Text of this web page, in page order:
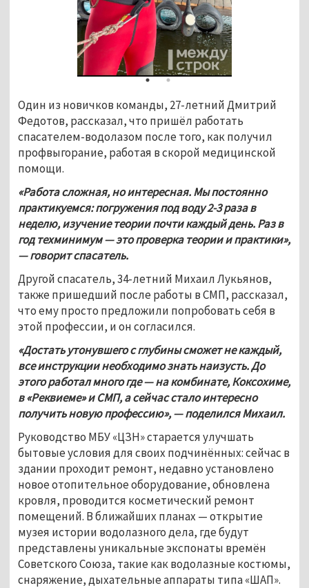
Один из новичков команды, 27-летний Дмитрий
Федотов, рассказал, что пришёл работать
спасателем-водолазом после того, как получил
профвыгорание, работая в скорой медицинской
помощи.
«Работа сложная, но интересная. Мы постоянно
практикуемся: погружения под воду 2-3 раза в
неделю, изучение теории почти каждый день. Раз в
год техминимум — это проверка теории и практики»,
— говорит спасатель.
Другой спасатель, 34-летний Михаил Лукьянов,
также пришедший после работы в СМП, рассказал,
что ему просто предложили попробовать себя в
этой профессии, и он согласился.
«Достать утонувшего с глубины сможет не каждый,
все инструкции необходимо знать наизусть. До
этого работал много где — на комбинате, Коксохиме,
в «Реквиеме» и СМП, а сейчас стало интересно
получить новую профессию», — поделился Михаил.
Руководство МБУ «ЦЗН» старается улучшать
бытовые условия для своих подчинённых: сейчас в
здании проходит ремонт, недавно установлено
новое отопительное оборудование, обновлена
кровля, проводится косметический ремонт
помещений. В ближайших планах — открытие
музея истории водолазного дела, где будут
представлены уникальные экспонаты времён
Советского Союза, такие как водолазные костюмы,
снаряжение, дыхательные аппараты типа «ШАП».